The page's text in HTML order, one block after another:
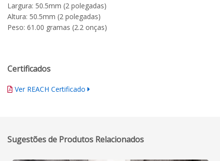
Largura: 50.5mm (2 polegadas)
Altura: 50.5mm (2 polegadas)
Peso: 61.00 gramas (2.2 onças)
Certificados
Ver REACH Certificado
Sugestões de Produtos Relacionados